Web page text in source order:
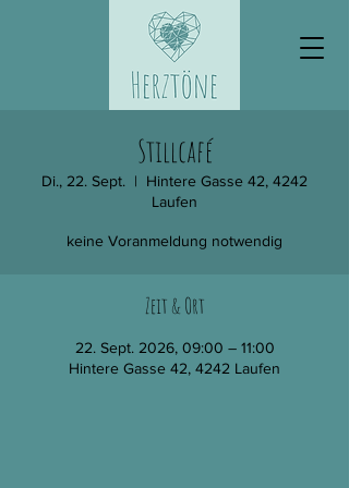
Stillcafé
Di., 22. Sept.
  |
Hintere Gasse 42, 4242
Laufen
keine Voranmeldung notwendig
Zeit & Ort
22. Sept. 2026, 09:00 – 11:00
Hintere Gasse 42, 4242 Laufen